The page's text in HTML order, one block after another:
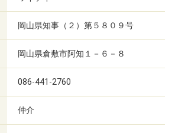
岡山県知事（２）第５８０９号
岡山県倉敷市阿知１－６－８
086-441-2760
仲介